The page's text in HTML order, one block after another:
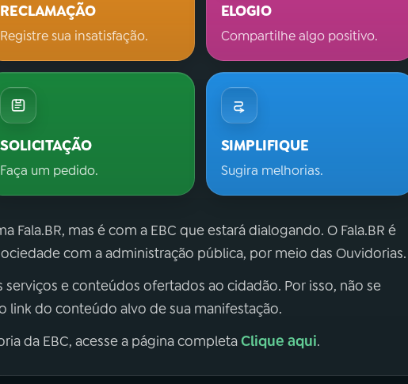
RECLAMAÇÃO
Registre sua insatisfação.
ELOGIO
Compartilhe algo positivo.
SOLICITAÇÃO
Faça um pedido.
SIMPLIFIQUE
Sugira melhorias.
Fala.BR, mas é com a EBC que estará dialogando. O Fala.BR é
com a administração pública, por meio das Ouvidorias.
serviços e conteúdos ofertados ao cidadão. Por isso, não se
link do conteúdo alvo de sua manifestação.
da EBC, acesse a página completaClique aqui.